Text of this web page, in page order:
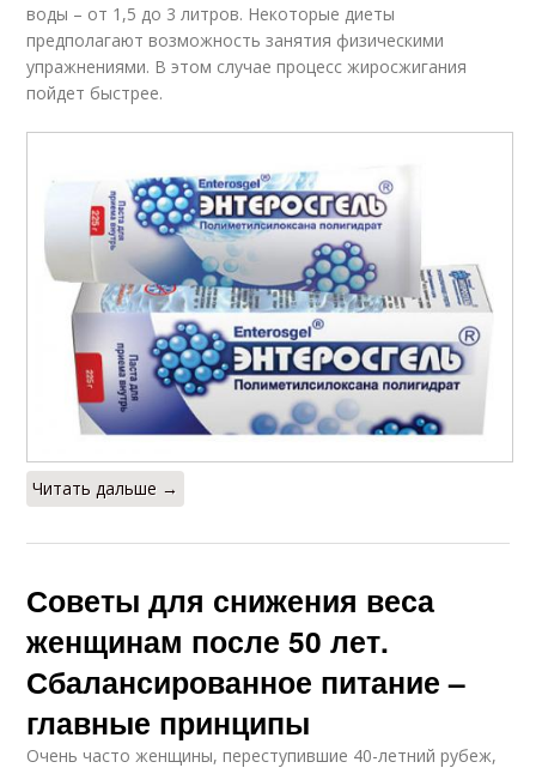
воды – от 1,5 до 3 литров. Некоторые диеты
предполагают возможность занятия физическими
упражнениями. В этом случае процесс жиросжигания
пойдет быстрее.
Читать дальше →
Советы для снижения веса
женщинам после 50 лет.
Сбалансированное питание –
главные принципы
Очень часто женщины, переступившие 40-летний рубеж,